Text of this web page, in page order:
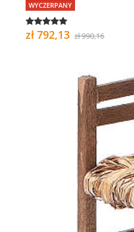
WYCZERPANY
zł 792,13 zł 990,16